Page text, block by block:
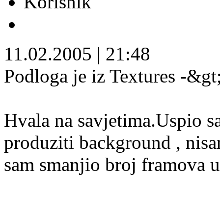
11.02.2005 | 21:48
Podloga je iz Textures -
Hvala na savjetima.Uspio
produziti background ,
sam smanjio broj framova